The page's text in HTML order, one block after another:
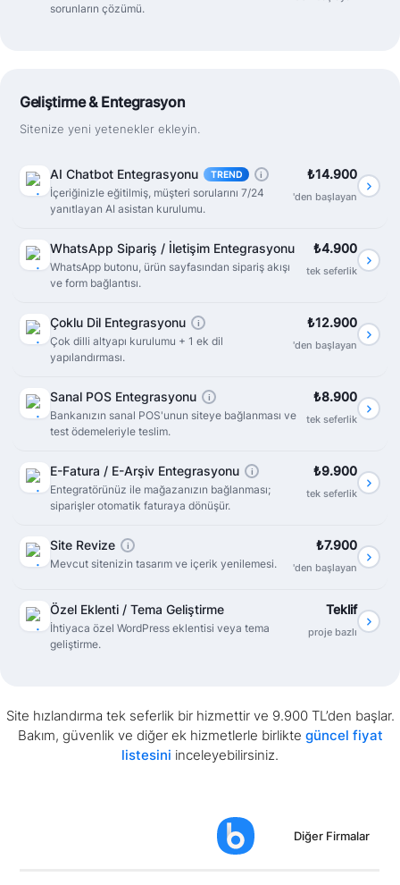
sorunların çözümü.
Geliştirme & Entegrasyon
Sitenize yeni yetenekler ekleyin.
AI Chatbot Entegrasyonu TREND i
İçeriğinizle eğitilmiş, müşteri sorularını 7/24
yanıtlayan AI asistan kurulumu.
₺14.900
'den başlayan
WhatsApp Sipariş / İletişim Entegrasyonu
WhatsApp butonu, ürün sayfasından sipariş akışı
ve form bağlantısı.
₺4.900
tek seferlik
Çoklu Dil Entegrasyonu i
Çok dilli altyapı kurulumu + 1 ek dil
yapılandırması.
₺12.900
'den başlayan
Sanal POS Entegrasyonu i
Bankanızın sanal POS'unun siteye bağlanması ve
test ödemeleriyle teslim.
₺8.900
tek seferlik
E-Fatura / E-Arşiv Entegrasyonu i
Entegratörünüz ile mağazanızın bağlanması;
siparişler otomatik faturaya dönüşür.
₺9.900
tek seferlik
Site Revize i
Mevcut sitenizin tasarım ve içerik yenilemesi.
₺7.900
'den başlayan
Özel Eklenti / Tema Geliştirme
İhtiyaca özel WordPress eklentisi veya tema
geliştirme.
Teklif
proje bazlı
Site hızlandırma tek seferlik bir hizmettir ve 9.900 TL’den başlar.
Bakım, güvenlik ve diğer ek hizmetlerle birlikte güncel fiyat
listesini inceleyebilirsiniz.
Diğer Firmalar